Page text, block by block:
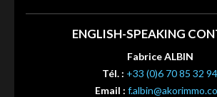
ENGLISH-SPEAKING
Fabrice ALBIN
Tél. : +33 (0)6 70 85 32 94
Email :